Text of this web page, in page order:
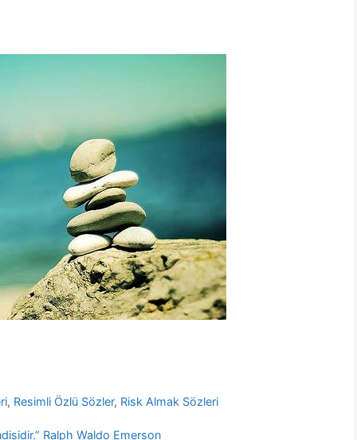
, Resimli Özlü Sözler, Risk Almak Sözleri
Ralph Waldo Emerson